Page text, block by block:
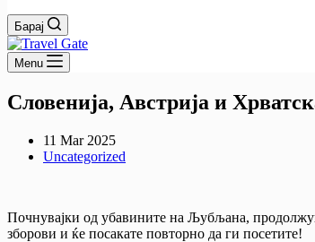
Барај
Menu
Словенија, Австрија и
11 Mar 2025
Uncategorized
Почнувајки од убавините на Љубљана,
зборови и ќе посакате повторно да ги посетите!